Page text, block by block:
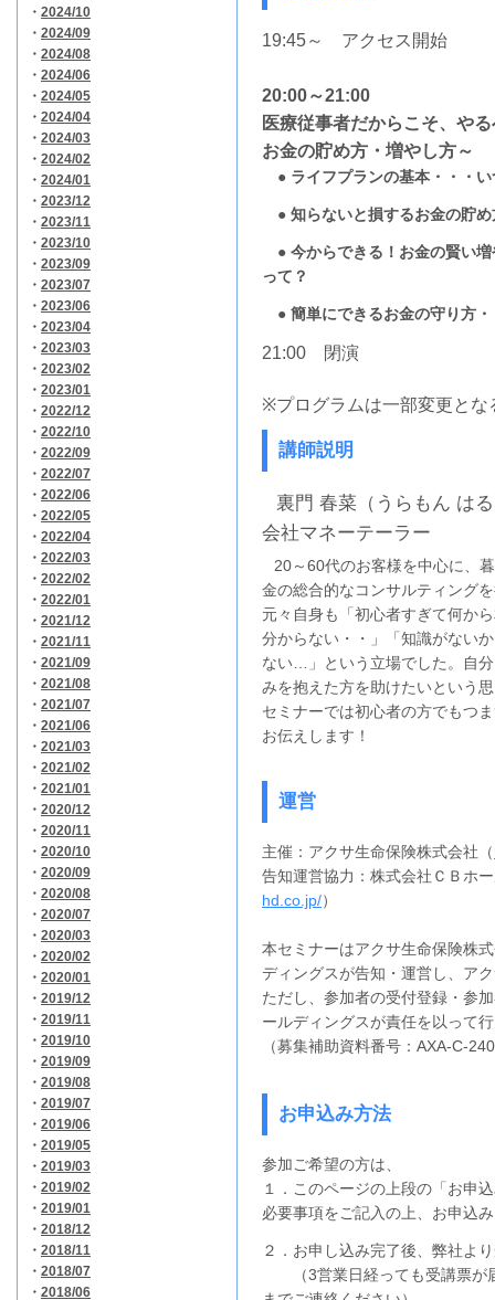
・ 2024/10
・ 2024/09
・ 2024/08
・ 2024/06
・ 2024/05
・ 2024/04
・ 2024/03
・ 2024/02
・ 2024/01
・ 2023/12
・ 2023/11
・ 2023/10
・ 2023/09
・ 2023/07
・ 2023/06
・ 2023/04
・ 2023/03
・ 2023/02
・ 2023/01
・ 2022/12
・ 2022/10
・ 2022/09
・ 2022/07
・ 2022/06
・ 2022/05
・ 2022/04
・ 2022/03
・ 2022/02
・ 2022/01
・ 2021/12
・ 2021/11
・ 2021/09
・ 2021/08
・ 2021/07
・ 2021/06
・ 2021/03
・ 2021/02
・ 2021/01
・ 2020/12
・ 2020/11
・ 2020/10
・ 2020/09
・ 2020/08
・ 2020/07
・ 2020/03
・ 2020/02
・ 2020/01
・ 2019/12
・ 2019/11
・ 2019/10
・ 2019/09
・ 2019/08
・ 2019/07
・ 2019/06
・ 2019/05
・ 2019/03
・ 2019/02
・ 2019/01
・ 2018/12
・ 2018/11
・ 2018/07
・ 2018/06
19:45～ アクセス開始
20:00～21:00
医療従事者だからこそ、や
お金の貯め方・増やし方～
● ライフプランの基本・・・
● 知らないと損するお金の貯
● 今からできる！お金の賢い
って？
● 簡単にできるお金の守り方
21:00 閉演
※プログラムは一部変更とな
講師説明
裏門 春菜（うらもん はる
会社マネーテーラー
20～60代のお客様を中心に、暮
金の総合的なコンサルティング
元々自身も「初心者すぎて何か
分からない・・」「知識がない
ない…」という立場でした。自
みを抱えた方を助けたいという
セミナーでは初心者の方でもつ
お伝えします！
運営
主催：アクサ生命保険株式会社（
告知運営協力：株式会社ＣＢホ
hd.co.jp/）
本セミナーはアクサ生命保険株
ディングスが告知・運営し、 ア
ただし、参加者の受付登録・参
ールディングスが責任を以って
（募集補助資料番号： AXA-C-
お申込み方法
参加ご希望の方は、
１．このページの上段の「お申
必要事項をご記入の上、お申込
２．お申し込み完了後、弊社よ
（3営業日経っても受講票が